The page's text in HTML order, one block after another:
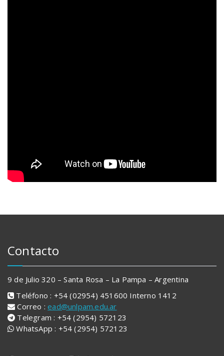
Contacto
9 de Julio 320 – Santa Rosa – La Pampa – Argentina
Teléfono : +54 (02954) 451600 Interno 1412
Correo :ead@unlpam.edu.ar
Telegram : +54 (2954) 572123
WhatsApp : +54 (2954) 572123